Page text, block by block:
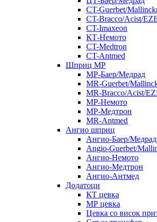
CT-Guerbet/
CT-Bracco/Acist/
CT-Imaxeon
КТ-Немото
CT-Medtron
CT-Antmed
Шприц МР
МР-Баер/Медрад
MR-Guerbet/
MR-Bracco/Acist/
МР-Немото
МР-Медтрон
MR-Antmed
Ангио шприц
Ангио-Баер/Медрад
Angio-Guerbet/
Ангио-Немото
Ангио-Медтрон
Ангио-Антмед
Додатоци
КТ цевка
МР цевка
Цевка со висок